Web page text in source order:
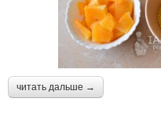
читать дальше →